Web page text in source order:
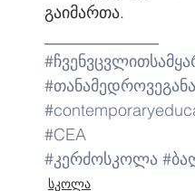
გაიმართა.
#CEA
#კერძოსკოლა
სკოლა